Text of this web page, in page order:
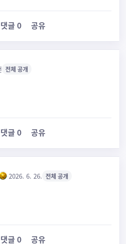
댓글 0 공유
전체 공개
댓글 0 공유
·2026. 6. 26. 전체 공개
댓글 0 공유